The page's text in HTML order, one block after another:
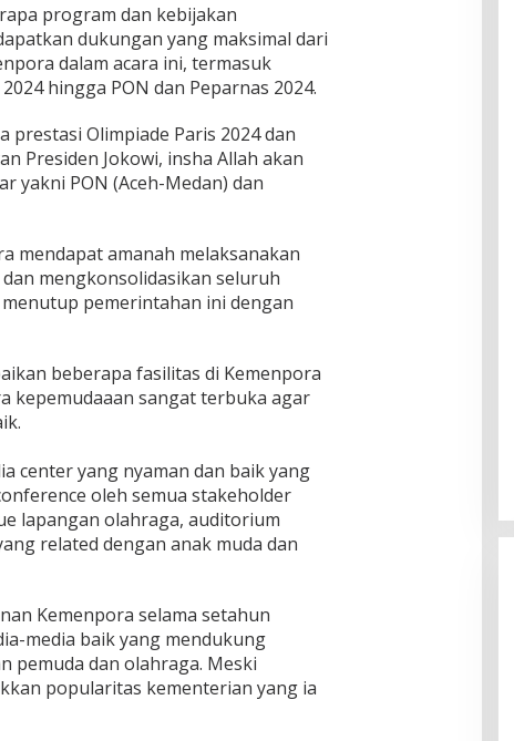
program dan kebijakan
dukungan yang maksimal dari
dalam acara ini, termasuk
hingga PON dan Peparnas 2024.
prestasi Olimpiade Paris 2024 dan
Presiden Jokowi, insha Allah akan
yakni PON (Aceh-Medan) dan
mendapat amanah melaksanakan
mengkonsolidasikan seluruh
pemerintahan ini dengan
beberapa fasilitas di Kemenpora
kepemudaaan sangat terbuka agar
center yang nyaman dan baik yang
oleh semua stakeholder
lapangan olahraga, auditorium
related dengan anak muda dan
Kemenpora selama setahun
media baik yang mendukung
pemuda dan olahraga. Meski
popularitas kementerian yang ia